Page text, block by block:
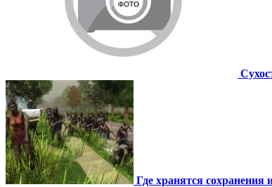
Где хранятся сохранения